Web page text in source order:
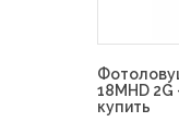
18MHD
купить